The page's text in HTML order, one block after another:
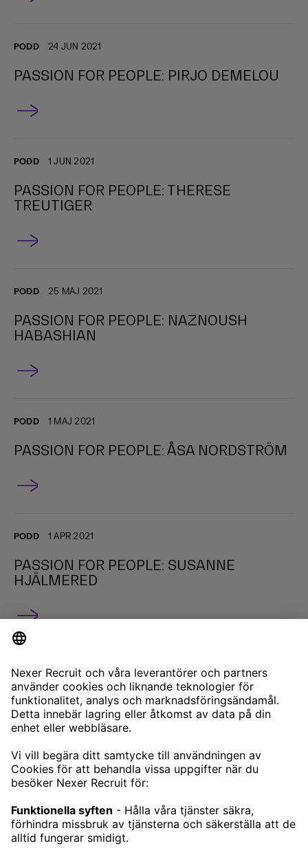
PODD 24 JUN 2021
PASSION FOR PEOPLE: PIRJO DEMELOU
PODD 1 JUN 2021
PASSION FOR PEOPLE: THERESE
TREUTIGER
PODD 25 MAJ 2021
PASSION FOR PEOPLE: NAZNOUSH
HABASHIAN
PODD 1 MAJ 2021
PASSION FOR PEOPLE: ÅSA NORDSTRÖM
PODD 1 APR 2021
PASSION FOR PEOPLE: SUSANNE
HJÄLMERED
NEXERRECRUIT@NEXERGROUP.COM
TECHREKRYTERING
CHEFSREKRYTERING